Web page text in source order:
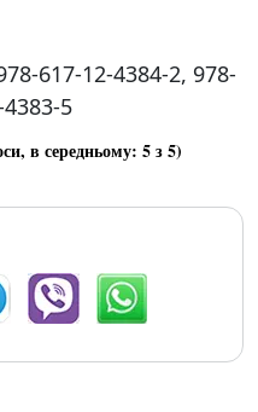
617-12-4384-2, 978-
5
в середньому: 5з 5)